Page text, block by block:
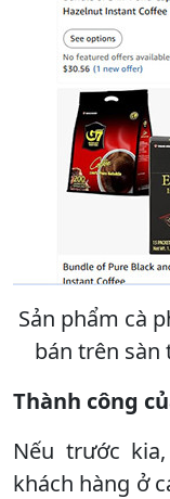
Sản phẩm cà
bán trên sàn
Thành công
Nếu trước
khách hàng ở